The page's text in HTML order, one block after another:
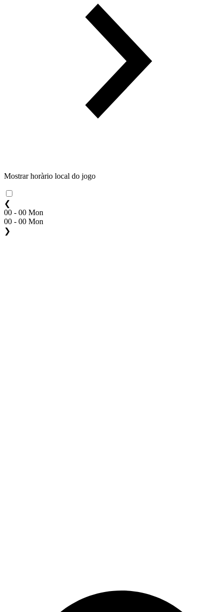
Mostrar horàrio local do jogo
❮
00 - 00 Mon
00 - 00 Mon
❯